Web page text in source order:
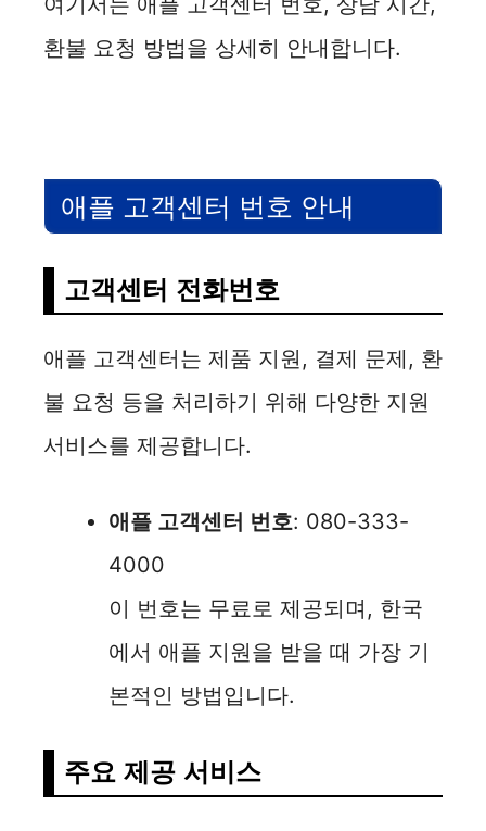
환불 요청 방법을 상세히 안내합니다.
애플 고객센터 번호 안내
고객센터 전화번호
애플 고객센터는 제품 지원, 결제 문제, 환
불 요청 등을 처리하기 위해 다양한 지원
서비스를 제공합니다.
애플 고객센터 번호: 080-333-
4000
이 번호는 무료로 제공되며, 한국
에서 애플 지원을 받을 때 가장 기
본적인 방법입니다.
주요 제공 서비스